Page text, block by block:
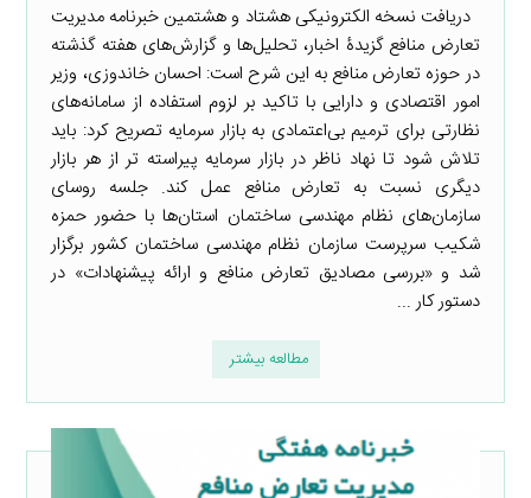
دریافت نسخه الکترونیکی هشتاد و هشتمین خبرنامه مدیریت
تعارض منافع گزیدۀ اخبار، تحلیل‌ها و گزارش‌های هفته گذشته
در حوزه تعارض منافع به این شرح است: احسان خاندوزی، وزیر
امور اقتصادی و دارایی با تاکید بر لزوم استفاده از سامانه‌های
نظارتی برای ترمیم بی‌اعتمادی به بازار سرمایه تصریح کرد: باید
تلاش شود تا نهاد ناظر در بازار سرمایه پیراسته تر از هر بازار
دیگری نسبت به تعارض منافع عمل کند. جلسه روسای
سازمان‌های نظام مهندسی ساختمان استان‌ها با حضور حمزه
شکیب سرپرست سازمان نظام مهندسی ساختمان کشور برگزار
شد و «بررسی مصادیق تعارض منافع و ارائه پیشنهادات» در
دستور کار ...
مطالعه بیشتر